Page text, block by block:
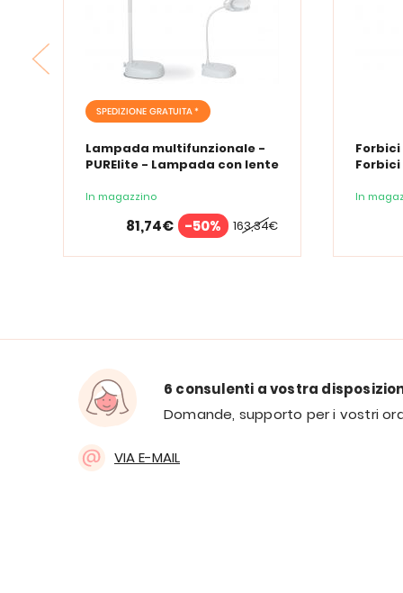
SPEDIZIONE GRATUITA *
Lampada multifunzionale -
PURElite - Lampada con lente
Spectrum
In magazzino
163,34€
81,74€ -50%
In
6 consulenti a vostra
Domande, supporto per i vostri
VIA E-MAIL